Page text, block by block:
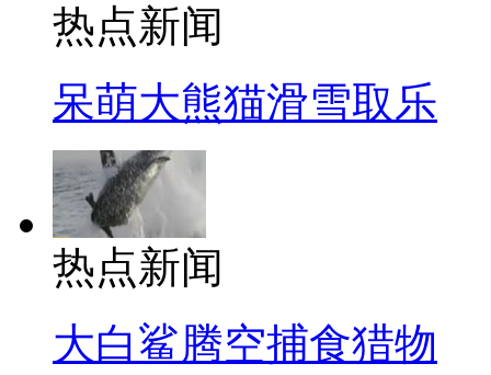
热点新闻
呆萌大熊猫滑雪取乐
热点新闻
大白鲨腾空捕食猎物